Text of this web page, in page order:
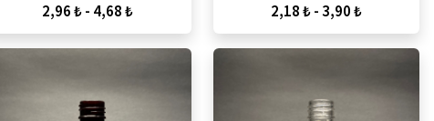
2,96 ₺ - 4,68 ₺ 2,18 ₺ - 3,90 ₺